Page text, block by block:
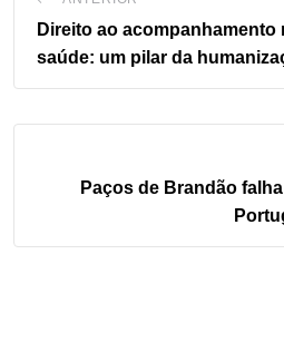
Direito ao
saúde: um pilar da
Paços de Brandão